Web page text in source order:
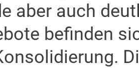
aber auch
befinden